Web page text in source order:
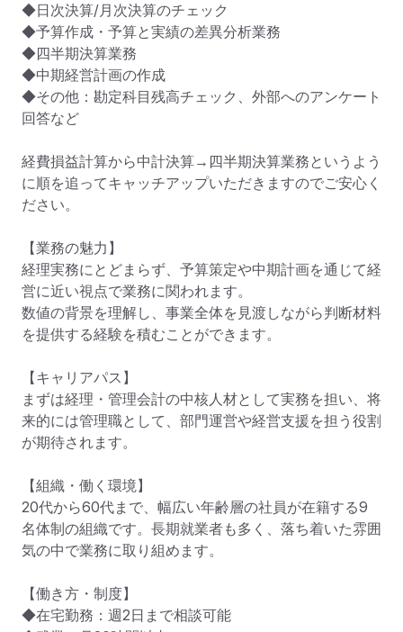
◆日次決算/月次決算のチェック
◆予算作成・予算と実績の差異分析業務
◆四半期決算業務
◆中期経営計画の作成
◆その他：勘定科目残高チェック、外部へのアンケート
回答など
経費損益計算から中計決算→四半期決算業務というよう
に順を追ってキャッチアップいただきますのでご安心く
ださい。
【業務の魅力】
経理実務にとどまらず、予算策定や中期計画を通じて経
営に近い視点で業務に関われます。
数値の背景を理解し、事業全体を見渡しながら判断材料
を提供する経験を積むことができます。
【キャリアパス】
まずは経理・管理会計の中核人材として実務を担い、将
来的には管理職として、部門運営や経営支援を担う役割
が期待されます。
【組織・働く環境】
20代から60代まで、幅広い年齢層の社員が在籍する9
名体制の組織です。長期就業者も多く、落ち着いた雰囲
気の中で業務に取り組めます。
【働き方・制度】
◆在宅勤務：週2日まで相談可能